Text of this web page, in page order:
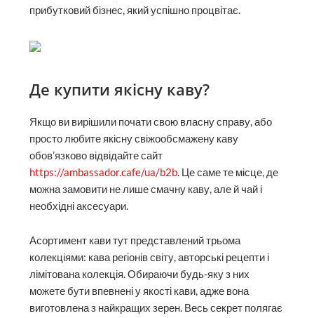
прибутковий бізнес, який успішно процвітає.
Де купити якісну каву?
Якщо ви вирішили почати свою власну справу, або
просто любите якісну свіжообсмажену каву
обов’язково відвідайте сайт
https://ambassador.cafe/ua/b2b. Це саме те місце, де
можна замовити не лише смачну каву, але й чай і
необхідні аксесуари.
Асортимент кави тут представлений трьома
колекціями: кава регіонів світу, авторські рецепти і
лімітована колекція. Обираючи будь-яку з них
можете бути впевнені у якості кави, адже вона
виготовлена з найкращих зерен. Весь секрет полягає